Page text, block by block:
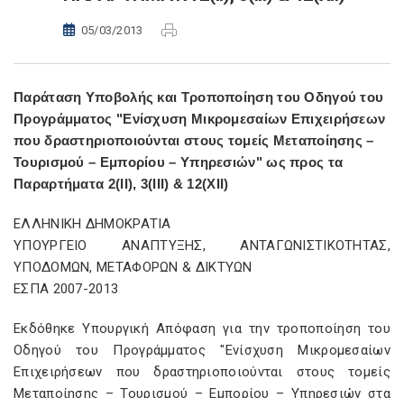
05/03/2013
Παράταση Υποβολής και Τροποποίηση του Οδηγού του
Προγράμματος "Ενίσχυση Μικρομεσαίων Επιχειρήσεων
που δραστηριοποιούνται στους τομείς Μεταποίησης –
Τουρισμού – Εμπορίου – Υπηρεσιών" ως προς τα
Παραρτήματα 2(ΙΙ), 3(ΙΙΙ) & 12(ΧΙΙ)
ΕΛΛΗΝΙΚΗ ΔΗΜΟΚΡΑΤΙΑ
ΥΠΟΥΡΓΕΙΟ ΑΝΑΠΤΥΞΗΣ, ΑΝΤΑΓΩΝΙΣΤΙΚΟΤΗΤΑΣ,
ΥΠΟΔΟΜΩΝ, ΜΕΤΑΦΟΡΩΝ & ΔΙΚΤΥΩΝ
ΕΣΠΑ 2007-2013
Εκδόθηκε Υπουργική Απόφαση για την τροποποίηση του
Οδηγού του Προγράμματος "Ενίσχυση Μικρομεσαίων
Επιχειρήσεων που δραστηριοποιούνται στους τομείς
Μεταποίησης – Τουρισμού – Εμπορίου – Υπηρεσιών στα